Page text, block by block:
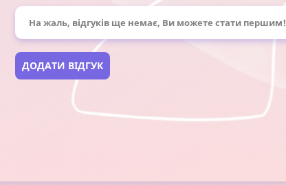
На жаль, відгуків ще немає, Ви можете стати першим!
ДОДАТИ ВІДГУК